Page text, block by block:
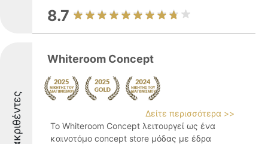
8.7
Διακριθέντες
Whiteroom Concept
Δείτε περισσότερα >>
Το Whiteroom Concept λειτουργεί ως ένα
καινοτόμο concept store μόδας με έδρα